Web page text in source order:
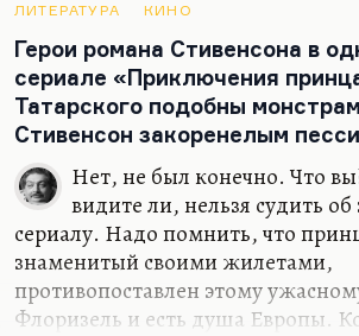
великолепные образцы жанра.
оставил — это, конечно,
Флоризеля», и, разумеется,
потрясающие две хроники
времен, которые эпоху
даже лучше чем Честертон,
Уайльд. Стивенсон —…
ЛИТЕРАТУРА КИНО
Герои романа Стивенсона в
сериале «Приключения
Татарского подобны
Стивенсон закоренелым
Нет, не был конечно. Что
видите ли, нельзя судить
сериалу. Надо помнить, что
знаменитый своими жилетами,
противопоставлен этому
Флоризель и есть душа Европы.